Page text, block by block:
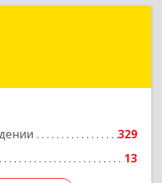
329
13
Магадан г, Полярная